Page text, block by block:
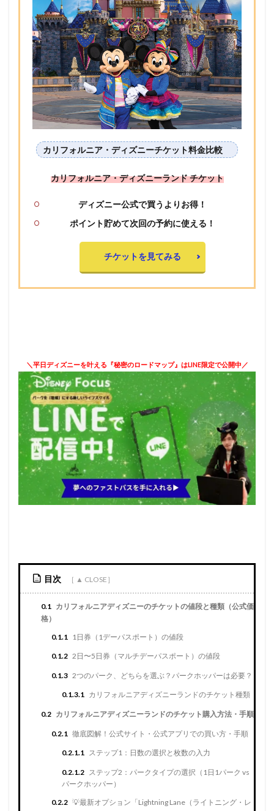
カリフォルニア・ディズニーチケット料金比較
カリフォルニア・ディズニーランド チケット
ディズニー公式で買うよりお得！
ポイント貯めて次回の予約に使える！
チケットを見てみる
＼平日ディズニーを叶える『秘密のロードマップ』はLINE限定で公開中／
目次
0.1
カリフォルニアディズニーのチケットの値段と種類（公式価
格）
0.1.1
1日券（1デーパスポート）の値段
0.1.2 2日〜5日券（マルチデーパスポート）の値段
0.1.3 2つのパーク、どちらを選ぶ？パークホッパーは必要？
0.1.3.1 カリフォルニアディズニーランドのチケット種類
0.2 カリフォルニアディズニーランドのチケット購入方法・手順
0.2.1 徹底図解！公式サイト・公式アプリでの買い方・手順
0.2.1.1 ステップ1：日数の選択と枚数の入力
0.2.1.2 ステップ2：パークタイプの選択（1日1パーク vs
パークホッパー）
0.2.2 💡最新オプション「Lightning Lane（ライトニング・レ